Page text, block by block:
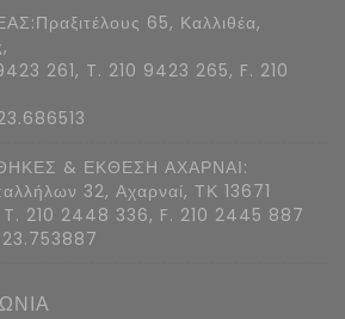
65, Καλλιθέα,
261, T. 210 9423 265, F. 210
& ΕΚΘΕΣΗ ΑΧΑΡΝΑΙ:
32, Αχαρναί, ΤΚ 13671
210 2448 336, F. 210 2445 887